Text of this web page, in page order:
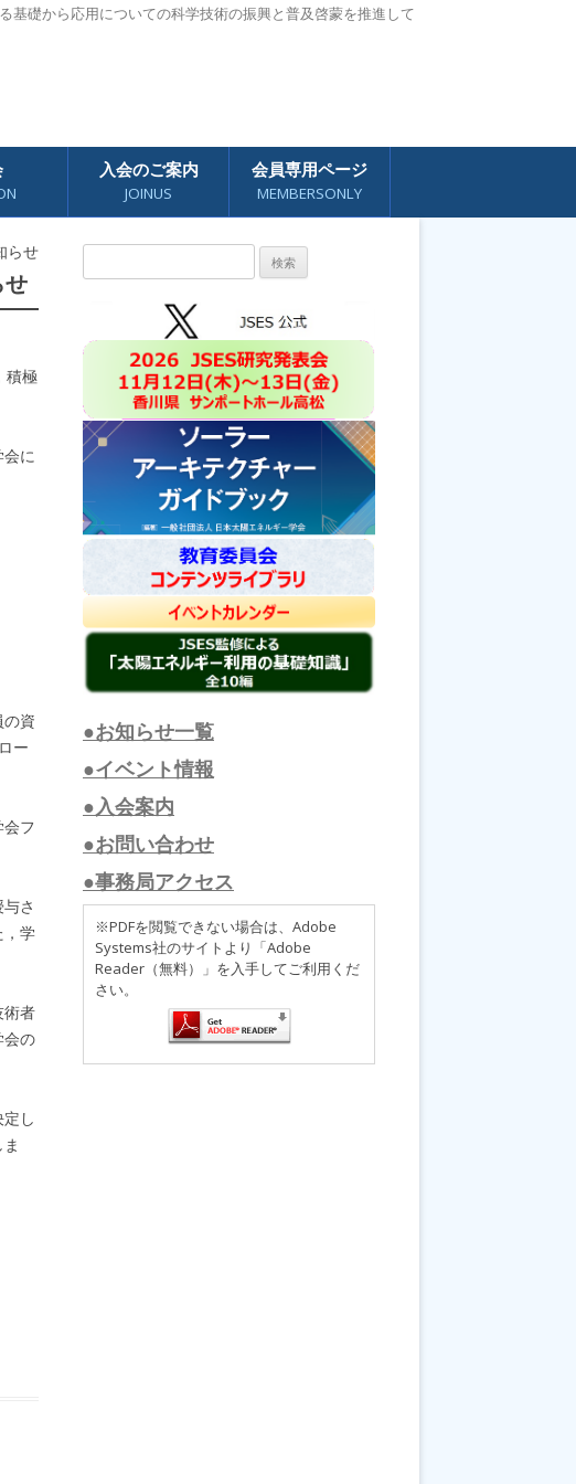
基礎から応用についての科学技術の振興と普及啓蒙を推進して
入会のご案内
JOINUS
会員専用ページ
MEMBERSONLY
らせ
積極
に
資
ー
フ
さ
，学
術者
会の
し
索:
●お知らせ一覧
●イベント情報
●入会案内
●お問い合わせ
●事務局アクセス
※PDFを閲覧できない場合は、Adobe
Systems社のサイトより「Adobe
Reader（無料）」を入手してご利用くだ
さい。